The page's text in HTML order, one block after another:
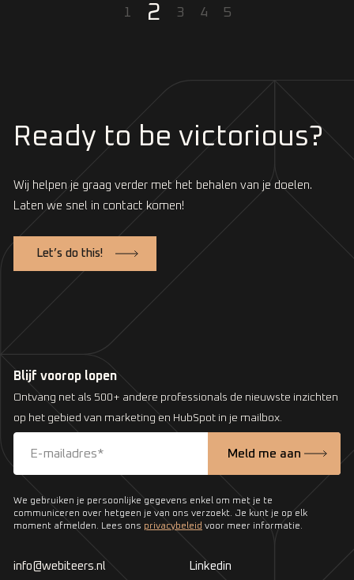
1 2 3 4 5
Ready to be victorious?
Wij helpen je graag verder met het behalen van je doelen.
Laten we snel in contact komen!
Let’s do this!
Blijf voorop lopen
Ontvang net als 500+ andere professionals de nieuwste inzichten
op het gebied van marketing en HubSpot in je mailbox.
We gebruiken je persoonlijke gegevens enkel om met je te
communiceren over hetgeen je van ons verzoekt. Je kunt je op elk
moment afmelden. Lees ons privacybeleid voor meer informatie.
info@webiteers.nl
Linkedin